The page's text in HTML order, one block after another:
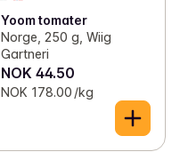
Yoom tomater
Norge, 250 g, Wiig
Gartneri
NOK 44.50
NOK 178.00 /kg